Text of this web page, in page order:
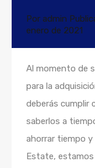
Por admin
enero de 2021
Al momento de
para la
deberás cumplir
saberlos a
ahorrar tiempo y
Estate,